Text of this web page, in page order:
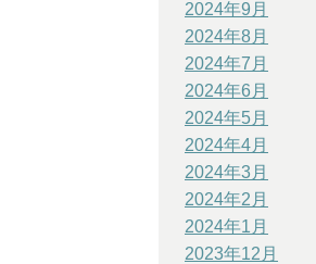
2024年9月
2024年8月
2024年7月
2024年6月
2024年5月
2024年4月
2024年3月
2024年2月
2024年1月
2023年12月